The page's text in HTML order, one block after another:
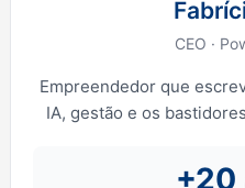
CEO ·
Empreendedor que
IA, gestão e os
+20